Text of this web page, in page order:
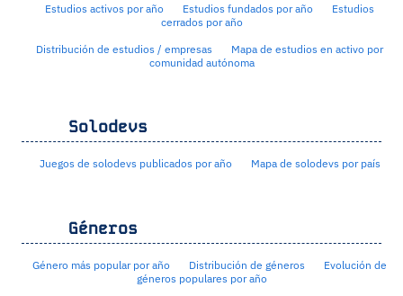
Estudios activos por año Estudios fundados por año
Estudios
cerrados por año
Distribución de estudios / empresas
Mapa de estudios en activo por
comunidad autónoma
Solodevs
Juegos de solodevs publicados por año Mapa de solodevs por país
Géneros
Género más popular por año Distribución de géneros
Evolución de
géneros populares por año